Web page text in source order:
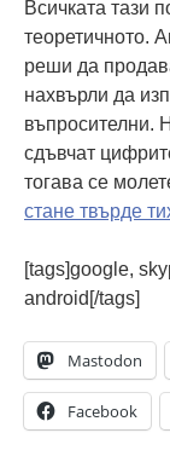
Всичката тази
теоретичното.
реши да
нахвърли да
въпросителни.
сдъвчат
тогава се
стане твърде
[tags]google,
android[/tags]
Mastodon
Facebook